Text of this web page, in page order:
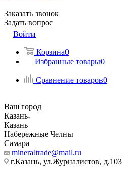
Заказать звонок
Задать вопрос
Войти
Корзина0
Избранные товары0
Сравнение товаров0
Ваш город
Казань
Казань
Набережные Челны
Самара
mineraltrade@mail.ru
г.Казань, ул.Журналистов, д.103